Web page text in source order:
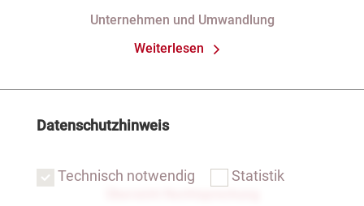
Unternehmen und Umwandlung
Weiterlesen
Datenschutzhinweis
Technisch notwendig Statistik